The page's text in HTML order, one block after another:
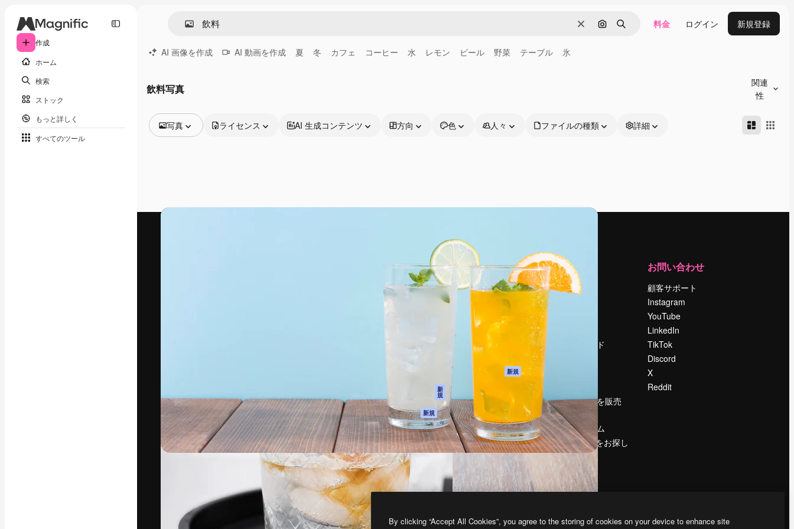
作成
ホーム
検索
ストック
もっと詳しく
すべてのツール
消去 画像で検索
検索 料金 ログイン 新規登録
AI 画像を作成 AI 動画を作成 夏 冬 カフェ コーヒー 水 レモン ビール 野菜 テーブル 氷
飲料写真
関連
性
写真
動画
ライセンス AI 生成コンテンツ 方向 色 人々 ファイルの種類 詳細
Spaces
AI アシスタント
AI 画像生成ツール
向けMCP
新
規
エージェント 新規
API
モバイルアプリ
すべてのMagnificツ
ール
はじめに
Academy
ドキュメント
サポート
利用規約
プライバシーポリ
シー
オリジナル
新規
クッキーポリシー
トラストセンター
アフィリエイト
法人向け
運営
料金
検索トレンド
コンテンツを販売
する
プレスルーム
magnific.aiをお探し
ですか？
お問い合わせ
顧客サポート
Instagram
YouTube
LinkedIn
TikTok
Discord
X
Reddit
Copyright © 2010-2026 Freepik Company S.L.U.無断複写・転載を禁じます
By clicking “Accept All Cookies”, you agree to the storing of cookies on your device to enhance site